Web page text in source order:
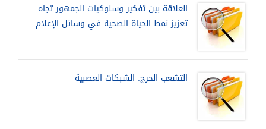
العلاقة بين تفكير وسلوكيات الجمهور تجاه
تعزيز نمط الحياة الصحية في وسائل الإعلام
التشعب الحرج: الشبكات العصبية